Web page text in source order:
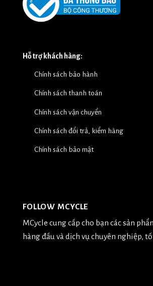
Hỗ trợ khách hàng:
Chính sách bảo hành
Chính sách thanh toán
Chính sách vận chuyển
Chính sách đổi trả, kiểm hàng
Chính sách bảo mật
FOLLOW MCYCLE
MCycle cung cấp cho bạn các sản
hàng đầu và dịch vụ chuyên nghiệp,